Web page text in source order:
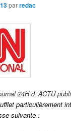
e
s
parredac
24H d’ ACTU
particulièrement
suivante :